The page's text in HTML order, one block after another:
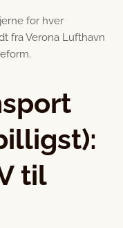
for hver
fra Verona Lufthavn
til